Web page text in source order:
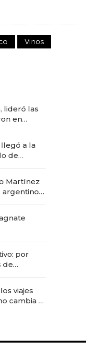
Vinos
lideró las
en
a la
de
Martínez
argentinos
por
de
viajes
cambia el